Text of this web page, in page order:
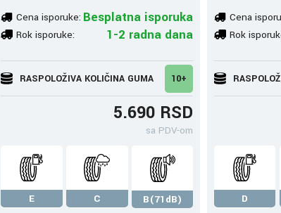
Cena isporuke: Besplatna isporuka
Rok isporuke: 1-2 radna dana
RASPOLOŽIVA KOLIČINA GUMA 10+
5.690 RSD
sa PDV-om
E C
B(71dB)
Cena
Rok
D